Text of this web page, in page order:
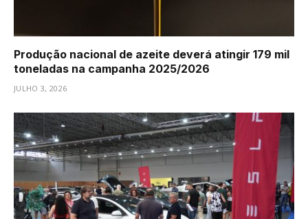
Produção nacional de azeite deverá atingir 179 mil
toneladas na campanha 2025/2026
JULHO 3, 2026